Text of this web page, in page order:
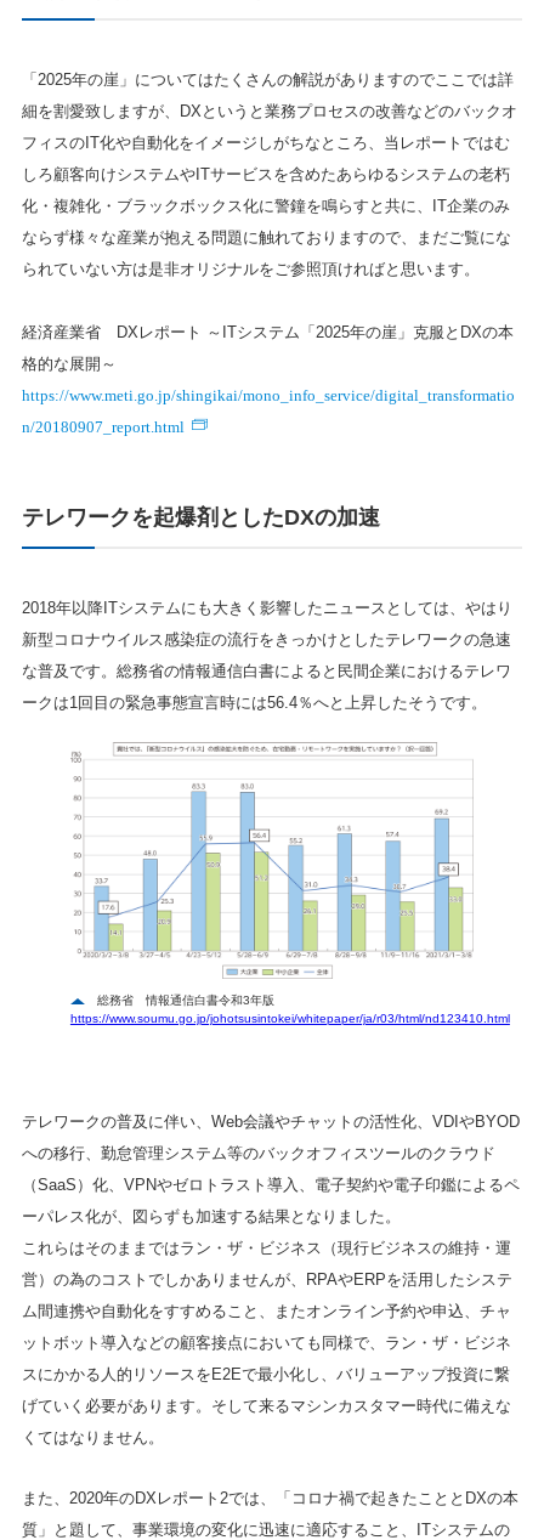
「2025年の崖」についてはたくさんの解説がありますのでここでは詳
細を割愛致しますが、DXというと業務プロセスの改善などのバックオ
フィスのIT化や自動化をイメージしがちなところ、当レポートではむ
しろ顧客向けシステムやITサービスを含めたあらゆるシステムの老朽
化・複雑化・ブラックボックス化に警鐘を鳴らすと共に、IT企業のみ
ならず様々な産業が抱える問題に触れておりますので、まだご覧にな
られていない方は是非オリジナルをご参照頂ければと思います。
経済産業省 DXレポート ～ITシステム「2025年の崖」克服とDXの本
格的な展開～
https://www.meti.go.jp/shingikai/mono_info_service/digital_transformatio
n/20180907_report.html
テレワークを起爆剤としたDXの加速
2018年以降ITシステムにも大きく影響したニュースとしては、やはり
新型コロナウイルス感染症の流行をきっかけとしたテレワークの急速
な普及です。総務省の情報通信白書によると民間企業におけるテレワ
ークは1回目の緊急事態宣言時には56.4％へと上昇したそうです。
総務省 情報通信白書令和3年版
https://www.soumu.go.jp/johotsusintokei/whitepaper/ja/r03/html/nd123410.html
テレワークの普及に伴い、Web会議やチャットの活性化、VDIやBYOD
への移行、勤怠管理システム等のバックオフィスツールのクラウド
（SaaS）化、VPNやゼロトラスト導入、電子契約や電子印鑑によるペ
ーパレス化が、図らずも加速する結果となりました。
これらはそのままではラン・ザ・ビジネス（現行ビジネスの維持・運
営）の為のコストでしかありませんが、RPAやERPを活用したシステ
ム間連携や自動化をすすめること、またオンライン予約や申込、チャ
ットボット導入などの顧客接点においても同様で、ラン・ザ・ビジネ
スにかかる人的リソースをE2Eで最小化し、バリューアップ投資に繋
げていく必要があります。そして来るマシンカスタマー時代に備えな
くてはなりません。
また、2020年のDXレポート2では、「コロナ禍で起きたこととDXの本
質」と題して、事業環境の変化に迅速に適応すること、ITシステムの